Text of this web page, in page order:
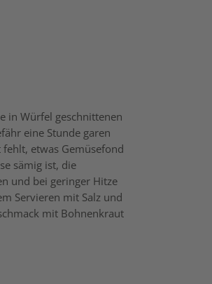
in Würfel geschnittenen
eine Stunde garen
etwas Gemüsefond
sämig ist, die
und bei geringer Hitze
Servieren mit Salz und
mit Bohnenkraut